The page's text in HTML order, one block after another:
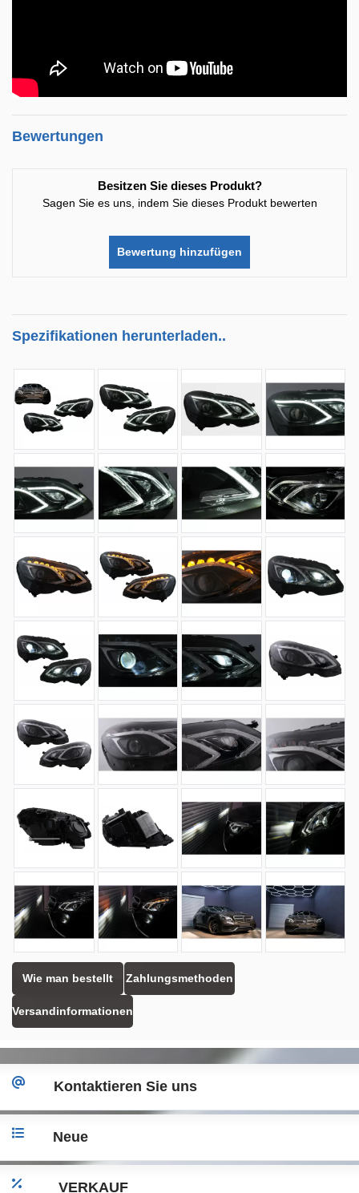
Bewertungen
Besitzen Sie dieses Produkt?
Sagen Sie es uns, indem Sie dieses Produkt bewerten
Bewertung hinzufügen
Spezifikationen herunterladen..
Wie man bestellt Zahlungsmethoden
Versandinformationen
Kontaktieren Sie uns
Neue
VERKAUF